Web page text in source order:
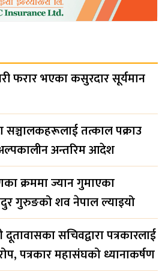
फरार भएका कसुरदार सूर्यमान
सञ्चालकहरूलाई तत्काल पक्राउ
अल्पकालीन अन्तरिम आदेश
क्रममा ज्यान गुमाएका
गुरुङको शव नेपाल ल्याइयो
सचिवद्वारा पत्रकारलाई
पत्रकार महासंघको ध्यानाकर्षण